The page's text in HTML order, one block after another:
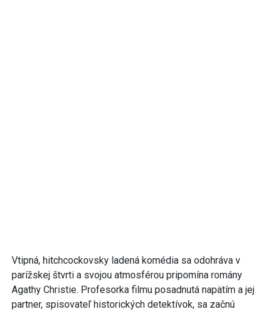
Vtipná, hitchcockovsky ladená komédia sa odohráva v
parížskej štvrti a svojou atmosférou pripomína romány
Agathy Christie. Profesorka filmu posadnutá napätím a jej
partner, spisovateľ historických detektívok, sa začnú